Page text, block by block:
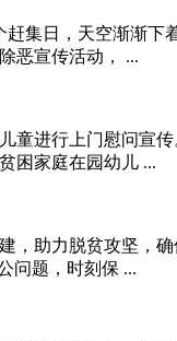
集日，天空渐渐下
恶宣传活动， ...
儿童进行上门慰问
困家庭在园幼儿 ...
，助力脱贫攻坚，确
问题，时刻保 ...